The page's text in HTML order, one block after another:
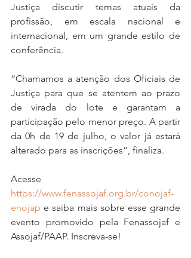
Justiça discutir temas atuais da
profissão, em escala nacional e
internacional, em um grande estilo de
conferência.
“Chamamos a atenção dos Oficiais de
Justiça para que se atentem ao prazo
de virada do lote e garantam a
participação pelo menor preço. A partir
da 0h de 19 de julho, o valor já estará
alterado para as inscrições”, finaliza.
https://www.fenassojaf.org.br/conojaf-
enojap e saiba mais sobre esse grande
evento promovido pela Fenassojaf e
Assojaf/PAAP. Inscreva-se!